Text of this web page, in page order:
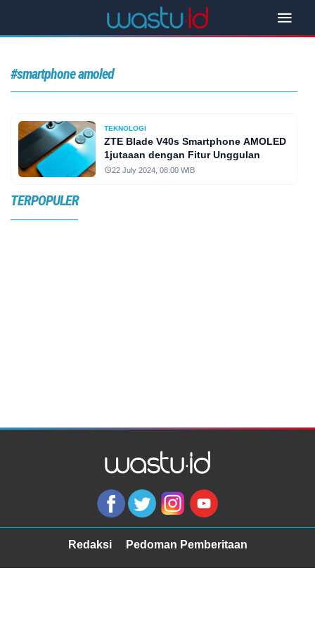
#smartphone amoled
TEKNOLOGI
ZTE Blade V40s Smartphone AMOLED
1jutaaan dengan Fitur Unggulan
22 July 2024, 08:00 WIB
TERPOPULER
Redaksi Pedoman Pemberitaan